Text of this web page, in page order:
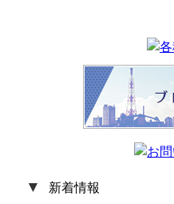
▼ 新着情報